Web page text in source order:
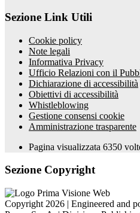
Sezione Link Utili
Cookie policy
Note legali
Informativa Privacy
Ufficio Relazioni con il
Dichiarazione di accessibilità
Obiettivi di accessibilità
Whistleblowing
Gestione consensi cookie
Amministrazione trasparente
Pagina visualizzata 6350
Sezione Copyright
Copyright 2026 | Engineered and